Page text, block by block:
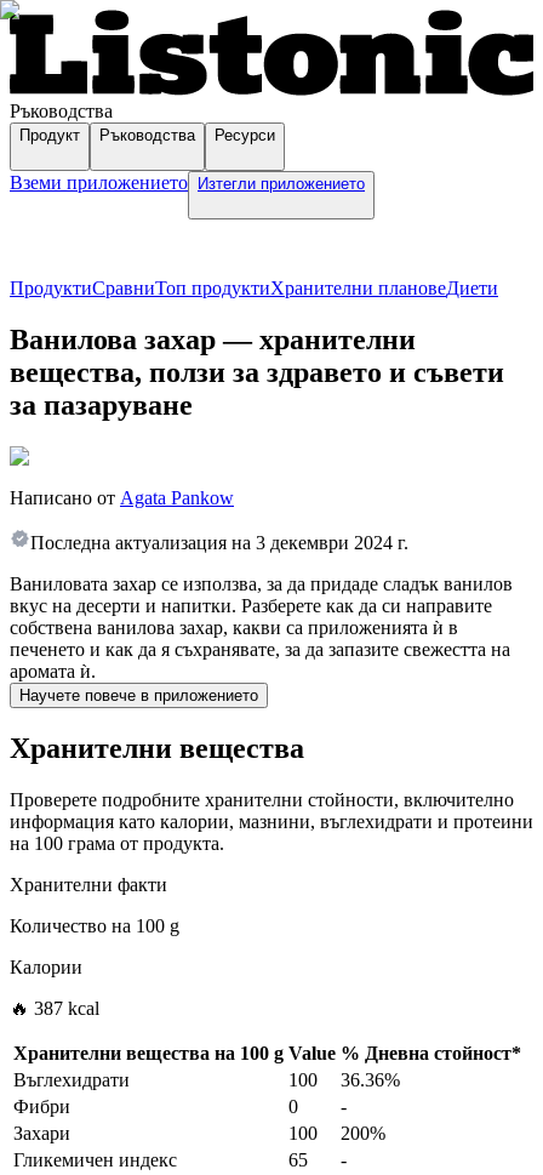
Ръководства
Продукт Ръководства Ресурси
Вземи приложението Изтегли приложението
ПродуктиСравниТоп продуктиХранителни плановеДиети
Ванилова захар — хранителни
вещества, ползи за здравето и съвети
за пазаруване
Написано от Agata Pankow
Последна актуализация на 3 декември 2024 г.
Ваниловата захар се използва, за да придаде сладък ванилов
вкус на десерти и напитки. Разберете как да си направите
собствена ванилова захар, какви са приложенията ѝ в
печенето и как да я съхранявате, за да запазите свежестта на
аромата ѝ.
Научете повече в приложението
Хранителни вещества
Проверете подробните хранителни стойности, включително
информация като калории, мазнини, въглехидрати и протеини
на 100 грама от продукта.
Хранителни факти
Количество на 100 g
Калории
🔥 387 kcal
Хранителни вещества на 100 g Value % Дневна стойност*
Въглехидрати
100
36.36%
Фибри
0
-
Захари
100
200%
Гликемичен индекс
65
-